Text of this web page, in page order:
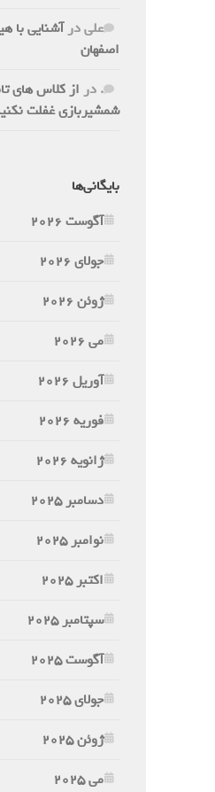
علیدرآشنایی با
اصفهان
. در از کلاس های
شمشیربازی غفلت
بایگانی‌ها
آگوست 2026
جولای 2026
ژوئن 2026
می 2026
آوریل 2026
فوریه 2026
ژانویه 2026
دسامبر 2025
نوامبر 2025
اکتبر 2025
سپتامبر 2025
آگوست 2025
جولای 2025
ژوئن 2025
می 2025